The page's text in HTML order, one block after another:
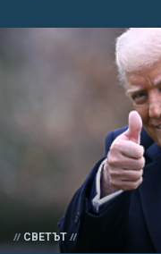
СВЕТЪТ